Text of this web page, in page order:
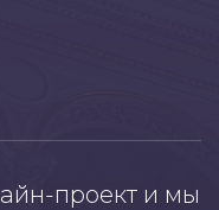
проект и мы